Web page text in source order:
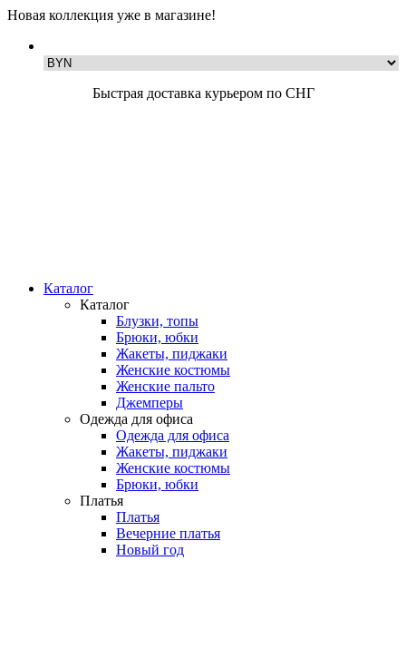
Новая коллекция уже в магазине!
Быстрая доставка курьером по СНГ
Каталог
Каталог
Блузки, топы
Брюки, юбки
Жакеты, пиджаки
Женские костюмы
Женские пальто
Джемперы
Одежда для офиса
Одежда для офиса
Жакеты, пиджаки
Женские костюмы
Брюки, юбки
Платья
Платья
Вечерние платья
Новый год